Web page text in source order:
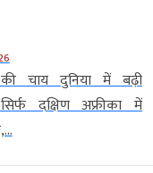
चाय दुनिया में बढ़ी
सिर्फ दक्षिण अफ्रीका में